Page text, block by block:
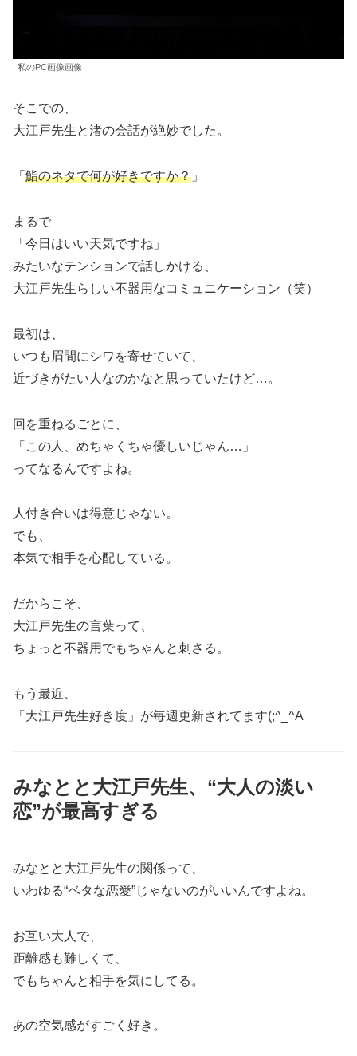
私のPC画像画像
そこでの、
大江戸先生と渚の会話が絶妙でした。
「 鮨のネタで何が好きですか？ 」
まるで
「今日はいい天気ですね」
みたいなテンションで話しかける、
大江戸先生らしい不器用なコミュニケーション（笑）
最初は、
いつも眉間にシワを寄せていて、
近づきがたい人なのかなと思っていたけど…。
回を重ねるごとに、
「この人、めちゃくちゃ優しいじゃん…」
ってなるんですよね。
人付き合いは得意じゃない。
でも、
本気で相手を心配している。
だからこそ、
大江戸先生の言葉って、
ちょっと不器用でもちゃんと刺さる。
もう最近、
「大江戸先生好き度」が毎週更新されてます(;^_^A
みなとと大江戸先生、“大人の淡い
恋”が最高すぎる
みなとと大江戸先生の関係って、
いわゆる“ベタな恋愛”じゃないのがいいんですよね。
お互い大人で、
距離感も難しくて、
でもちゃんと相手を気にしてる。
あの空気感がすごく好き。